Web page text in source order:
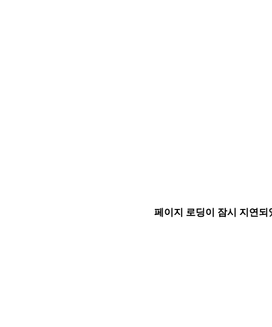
페이지 로딩이 잠시 지연